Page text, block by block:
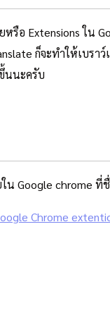
รือ Extensions ใน
ก็จะทำให้เบร
นนะครับ
น Google chrome ที่
Chrome